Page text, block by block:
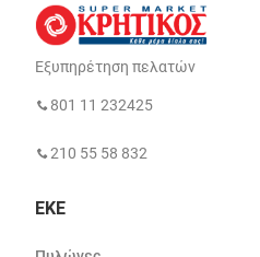
Εξυπηρέτηση πελατών
801 11 232425
210 55 58 832
ΕΚΕ